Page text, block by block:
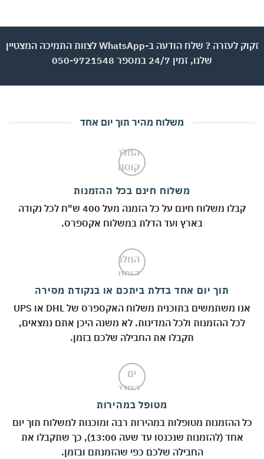
זקוק לעזרה ? שלח הודעה ב-WhatsApp לצוות התמיכה המצטיין
שלנו, זמין 24/7 במספר 050-9721548
משלוח מהיר תוך יום אחד
משלוח חינם בכל ההזמנות
קבלו משלוח חינם על כל הזמנה מעל 400 ש"ח לכל נקודה
בארץ ועד הדלת במשלוח אקספרס.
תוך יום אחד בדלת ביתכם או בנקודת מסירה
אנו משתמשים בתוכנית משלוח האקספרס של DHL או UPS
לכל ההזמנות ולכל המדינות. לא משנה היכן אתם נמצאים,
תקבלו את החבילה שלכם בזמן.
מטופל במהירות
ההזמנות מטופלות במהירות רבה ומוכנות למשלוח תוך יום
אחד (להזמנות שנכנסו עד שעה 13:00), כך שתקבלו את
החבילה שלכם כפי שהזמנתם ובזמן.